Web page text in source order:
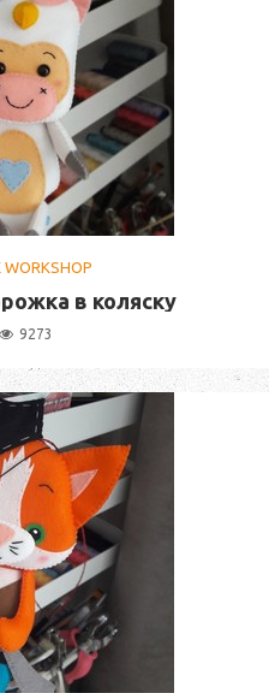
WORKSHOP
в коляску
9273